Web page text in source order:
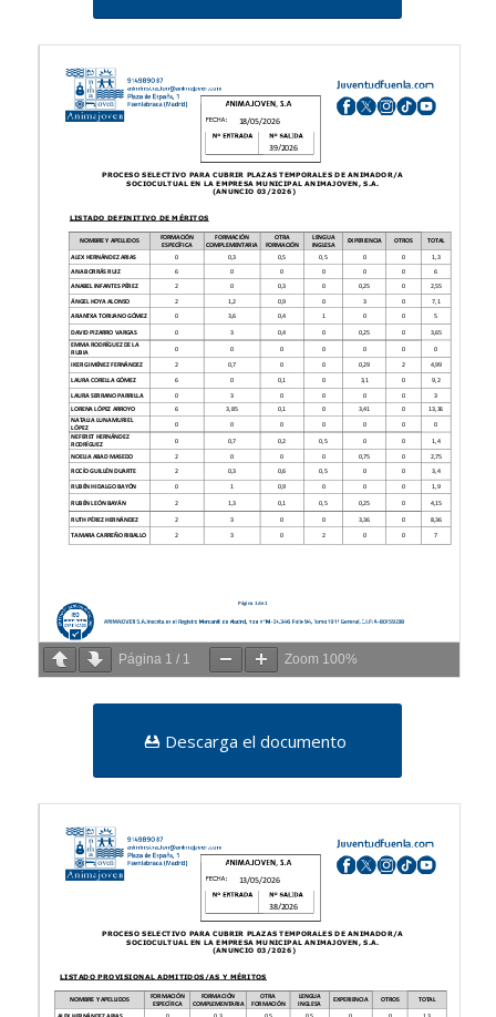
Página 1 / 1 Zoom 100%
Descarga el documento